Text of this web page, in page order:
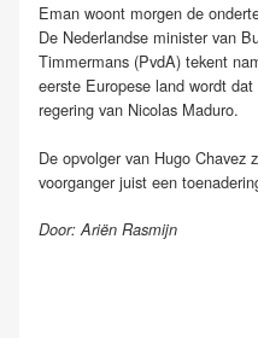
Eman woont morgen de
De Nederlandse minister van
Timmermans (PvdA) tekent
eerste Europese land wordt
regering van Nicolas Maduro.
De opvolger van Hugo Chavez
voorganger juist een
Door: Ariën Rasmijn